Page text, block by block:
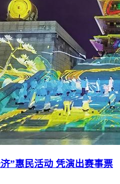
”惠民活动 凭演出赛事票